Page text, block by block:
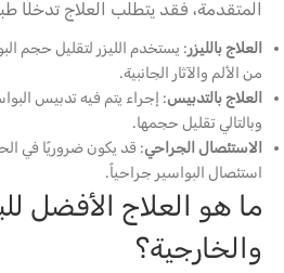
المتقدمة، فقد يتطلب العلاج تدخلًا
العلاج بالليزر: يستخدم الليزر لتقليل حجم
من الألم والآثار الجانبية.
العلاج بالتدبيس: إجراء يتم فيه تدبيس
وبالتالي تقليل حجمها.
الاستئصال الجراحي: قد يكون ضروريًا في
استئصال البواسير جراحياً.
ما هو العلاج الأفضل
والخارجية؟